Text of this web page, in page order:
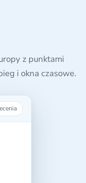
z punktami
i okna czasowe.